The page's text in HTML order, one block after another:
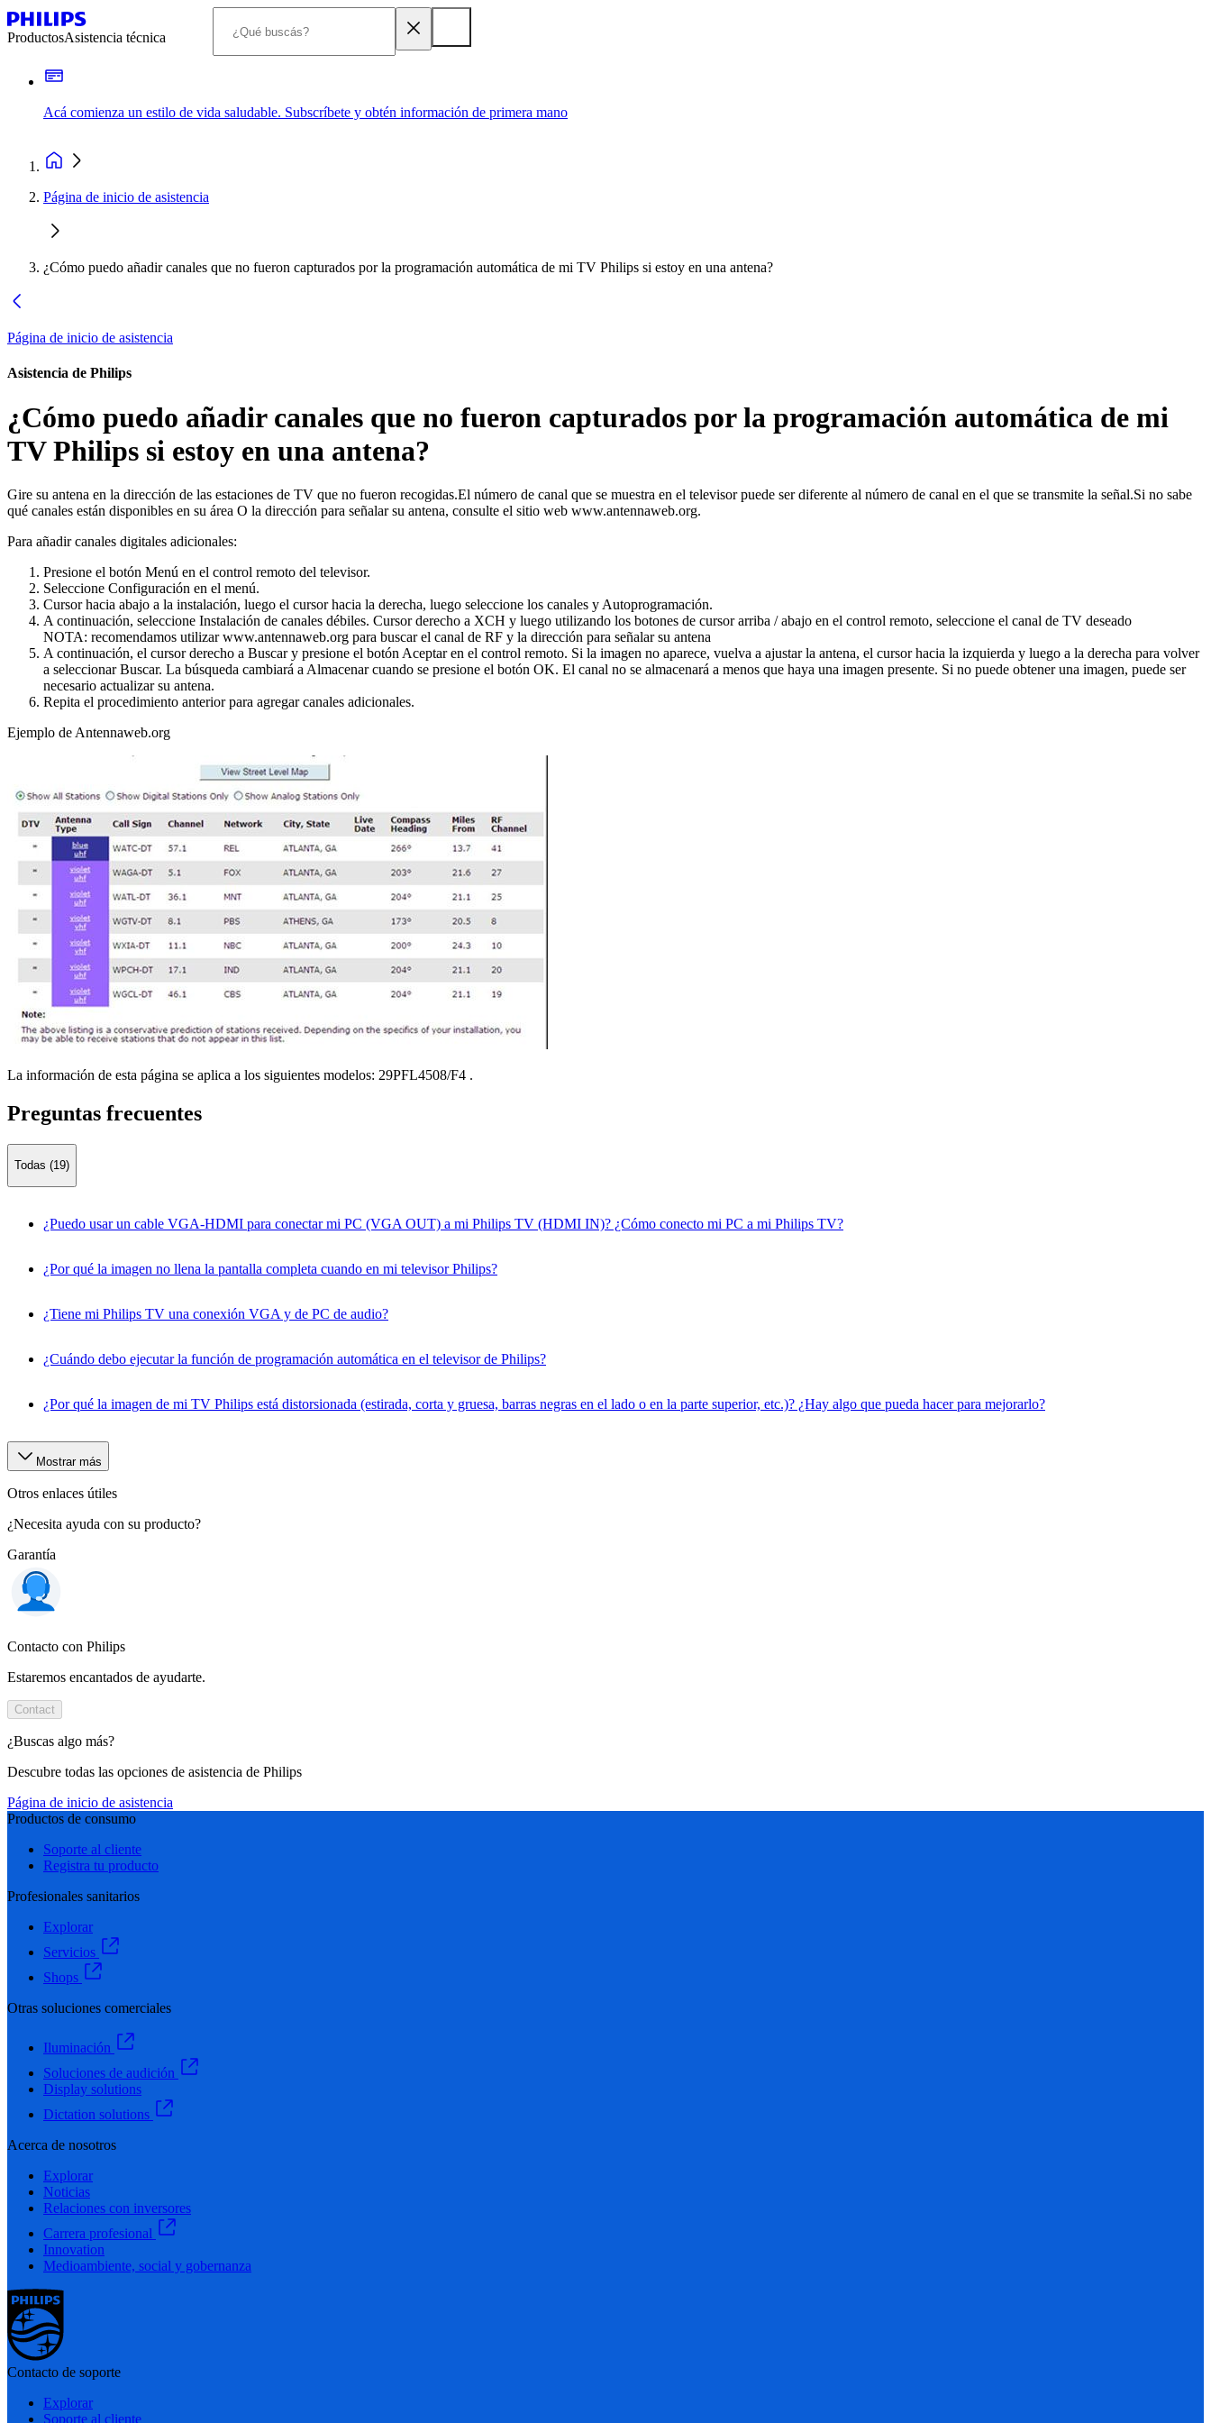
ProductosAsistencia técnica
Acá comienza un estilo de vida saludable. Subscríbete y obtén información de primera mano
Página de inicio de asistencia
¿Cómo puedo añadir canales que no fueron capturados por la programación automática de mi TV Philips si estoy en una antena?
Página de inicio de asistencia
Asistencia de Philips
¿Cómo puedo añadir canales que no fueron capturados por la programación automática de mi
TV Philips si estoy en una antena?
Gire su antena en la dirección de las estaciones de TV que no fueron recogidas.El número de canal que se muestra en el televisor puede ser diferente al número de canal en el que se transmite la señal.Si no sabe
qué canales están disponibles en su área O la dirección para señalar su antena, consulte el sitio web www.antennaweb.org.
Para añadir canales digitales adicionales:
Presione el botón Menú en el control remoto del televisor.
Seleccione Configuración en el menú.
Cursor hacia abajo a la instalación, luego el cursor hacia la derecha, luego seleccione los canales y Autoprogramación.
A continuación, seleccione Instalación de canales débiles. Cursor derecho a XCH y luego utilizando los botones de cursor arriba / abajo en el control remoto, seleccione el canal de TV deseado
NOTA: recomendamos utilizar www.antennaweb.org para buscar el canal de RF y la dirección para señalar su antena
A continuación, el cursor derecho a Buscar y presione el botón Aceptar en el control remoto. Si la imagen no aparece, vuelva a ajustar la antena, el cursor hacia la izquierda y luego a la derecha para volver
a seleccionar Buscar. La búsqueda cambiará a Almacenar cuando se presione el botón OK. El canal no se almacenará a menos que haya una imagen presente. Si no puede obtener una imagen, puede ser
necesario actualizar su antena.
Repita el procedimiento anterior para agregar canales adicionales.
Ejemplo de Antennaweb.org
La información de esta página se aplica a los siguientes modelos: 29PFL4508/F4 .
Preguntas frecuentes
Todas (19)
¿Puedo usar un cable VGA-HDMI para conectar mi PC (VGA OUT) a mi Philips TV (HDMI IN)? ¿Cómo conecto mi PC a mi Philips TV?
¿Por qué la imagen no llena la pantalla completa cuando en mi televisor Philips?
¿Tiene mi Philips TV una conexión VGA y de PC de audio?
¿Cuándo debo ejecutar la función de programación automática en el televisor de Philips?
¿Por qué la imagen de mi TV Philips está distorsionada (estirada, corta y gruesa, barras negras en el lado o en la parte superior, etc.)? ¿Hay algo que pueda hacer para mejorarlo?
Mostrar más
Otros enlaces útiles
¿Necesita ayuda con su producto?
Garantía
Contacto con Philips
Estaremos encantados de ayudarte.
Contact
¿Buscas algo más?
Descubre todas las opciones de asistencia de Philips
Página de inicio de asistencia
Productos de consumo
Soporte al cliente
Registra tu producto
Profesionales sanitarios
Explorar
Servicios
Shops
Otras soluciones comerciales
Iluminación
Soluciones de audición
Display solutions
Dictation solutions
Acerca de nosotros
Explorar
Noticias
Relaciones con inversores
Carrera profesional
Innovation
Medioambiente, social y gobernanza
Contacto de soporte
Explorar
Soporte al cliente